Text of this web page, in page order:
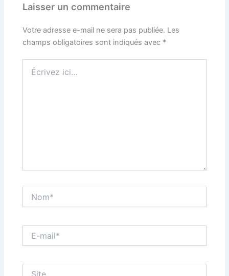
Laisser un commentaire
Votre adresse e-mail ne sera pas publiée. Les
champs obligatoires sont indiqués avec *
ici…
mail*